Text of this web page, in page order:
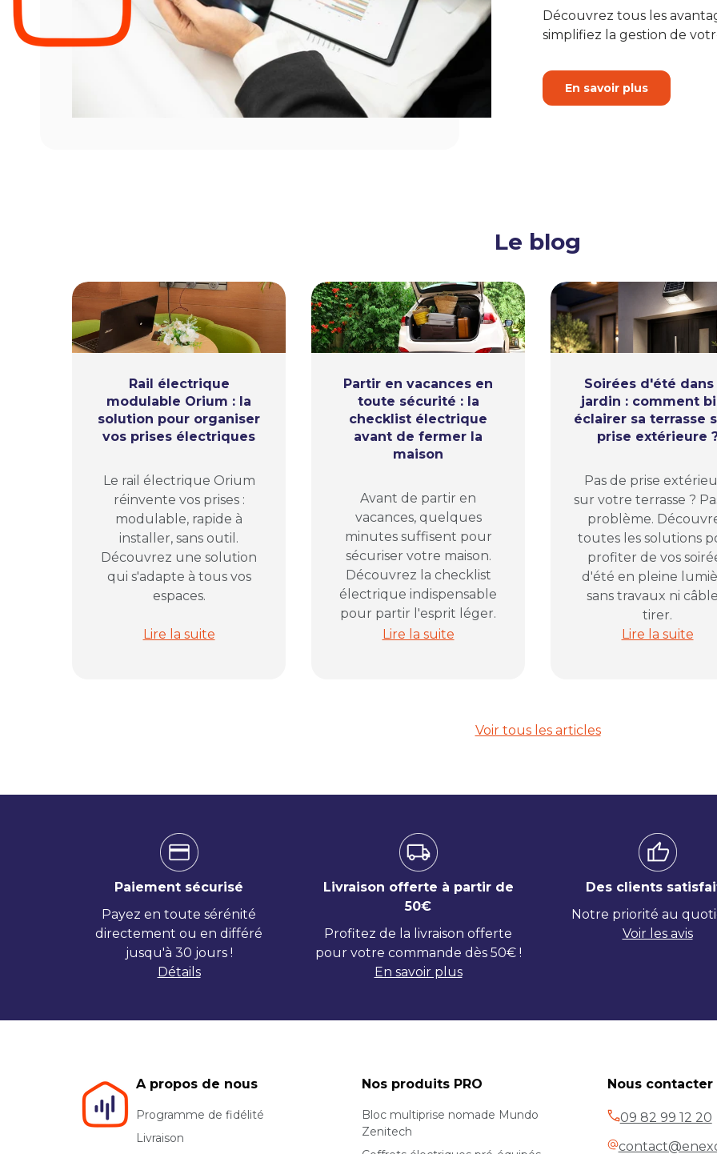
Découvrez tous les
simplifiez la gestion de
En savoir plus
Le blog
Rail électrique
modulable Orium : la
solution pour organiser
vos prises électriques
Le rail électrique Orium
réinvente vos prises :
modulable, rapide à
installer, sans outil.
Découvrez une solution
qui s'adapte à tous vos
espaces.
Rail électrique modulable Orium : la solution pour organiser vos prises électriques
Lire la suite
Partir en vacances en
toute sécurité : la
checklist électrique
avant de fermer la
maison
Avant de partir en
vacances, quelques
minutes suffisent pour
sécuriser votre maison.
Découvrez la checklist
électrique indispensable
pour partir l'esprit léger.
Partir en vacances en toute sécurité : la checklist
Lire la suite
Soirées d'été dans
jardin : comment
éclairer sa terrasse
prise extérieure
Pas de prise
sur votre terrasse ?
problème.
toutes les solutions
profiter de vos
d'été en pleine
sans travaux ni
tirer.
Soirées d'été
Lire la suite
Voir tous les articles
Paiement sécurisé
Payez en toute sérénité
directement ou en différé
jusqu'à 30 jours !
Détails
Livraison offerte à partir de
50€
Profitez de la livraison offerte
pour votre commande dès 50€ !
En savoir plus
Des clients
Notre priorité au
Voir les avis
A propos de nous
Programme de fidélité
Livraison
Nos produits PRO
Bloc multiprise nomade Mundo
Zenitech
Nous contacter
09 82 99 12 20